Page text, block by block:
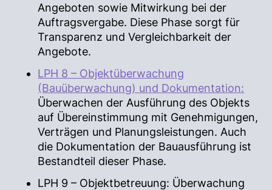
Angeboten sowie Mitwirkung bei der
Auftragsvergabe. Diese Phase sorgt für
Transparenz und Vergleichbarkeit der
Angebote.
LPH 8 – Objektüberwachung
(Bauüberwachung) und Dokumentation:
Überwachen der Ausführung des Objekts
auf Übereinstimmung mit Genehmigungen,
Verträgen und Planungsleistungen. Auch
die Dokumentation der Bauausführung ist
Bestandteil dieser Phase.
LPH 9 – Objektbetreuung: Überwachung